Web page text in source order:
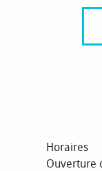
Horaires
Ouverture